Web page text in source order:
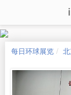
每日环球展览